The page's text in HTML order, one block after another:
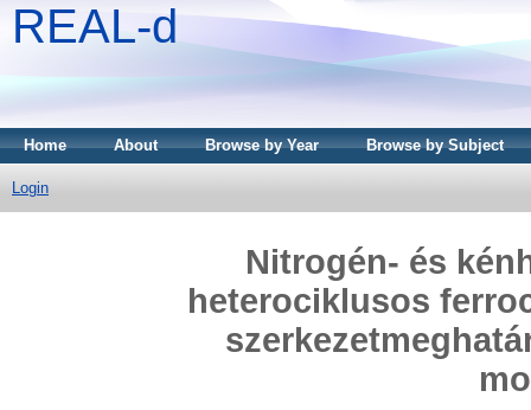
REAL-d
Home About Browse by Year Browse by Subject
Login
Nitrogén- és
heterociklusos